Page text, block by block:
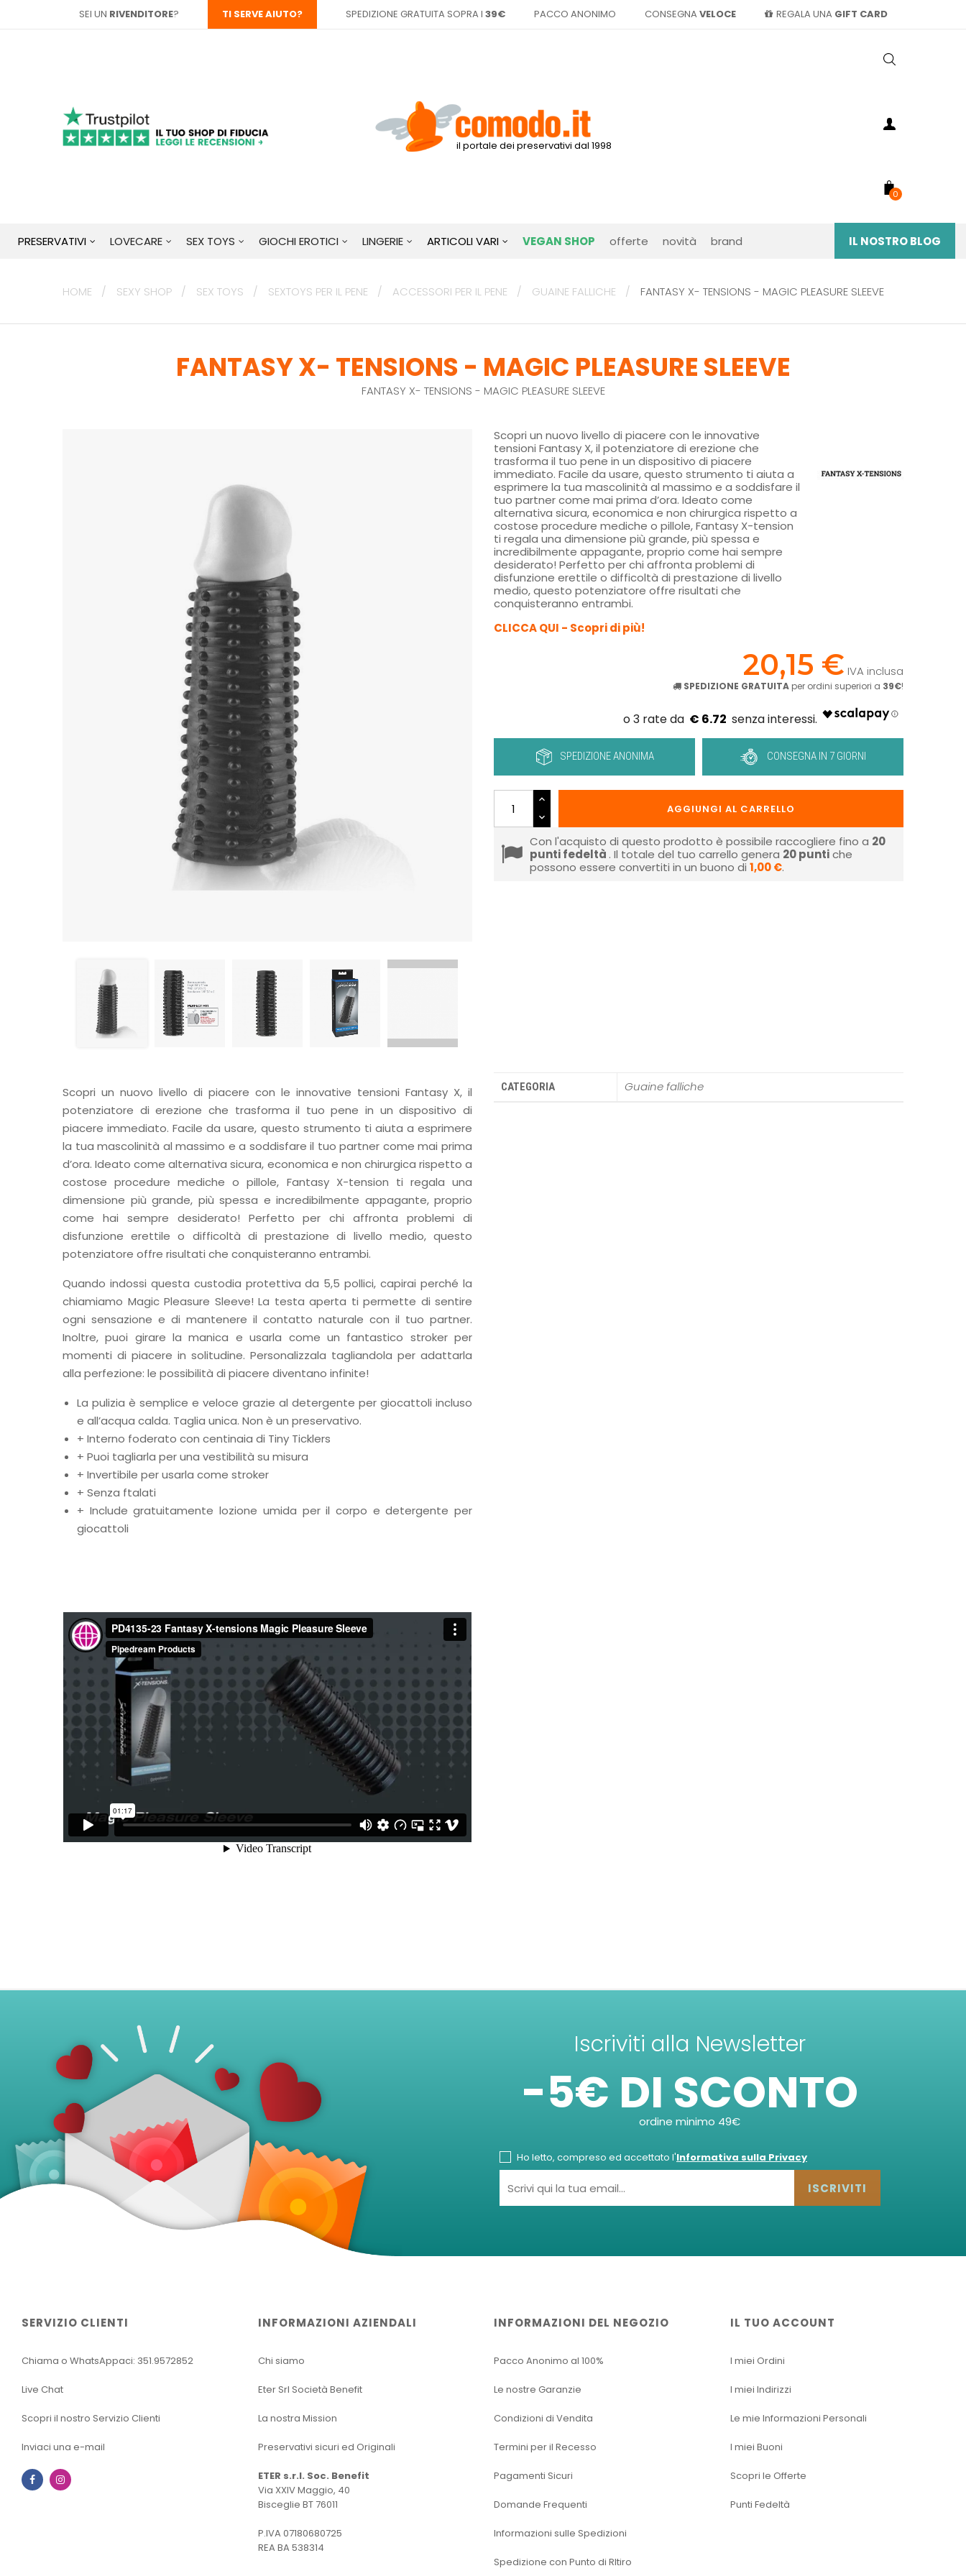
SEI UN RIVENDITORE? TI SERVE AIUTO? SPEDIZIONE GRATUITA SOPRA I 39€ PACCO ANONIMO CONSEGNA VELOCE REGALA UNA GIFT CARD
il portale dei preservativi dal 1998
0
PRESERVATIVI LOVECARE SEX TOYS GIOCHI EROTICI LINGERIE ARTICOLI VARI VEGAN SHOP offerte novità brand IL NOSTRO BLOG
HOME SEXY SHOP SEX TOYS SEXTOYS PER IL PENE ACCESSORI PER IL PENE GUAINE FALLICHE FANTASY X- TENSIONS - MAGIC PLEASURE SLEEVE
FANTASY X- TENSIONS - MAGIC PLEASURE SLEEVE
FANTASY X- TENSIONS - MAGIC PLEASURE SLEEVE
Scopri un nuovo livello di piacere con le innovative
tensioni Fantasy X, il potenziatore di erezione che
trasforma il tuo pene in un dispositivo di piacere
immediato. Facile da usare, questo strumento ti aiuta a
esprimere la tua mascolinità al massimo e a soddisfare il
tuo partner come mai prima d’ora. Ideato come
alternativa sicura, economica e non chirurgica rispetto a
costose procedure mediche o pillole, Fantasy X-tension
ti regala una dimensione più grande, più spessa e
incredibilmente appagante, proprio come hai sempre
desiderato! Perfetto per chi affronta problemi di
disfunzione erettile o difficoltà di prestazione di livello
medio, questo potenziatore offre risultati che
conquisteranno entrambi.
CLICCA QUI - Scopri di più!
20,15 € IVA inclusa
SPEDIZIONE GRATUITA per ordini superiori a 39€!
€ 6.72
SPEDIZIONE ANONIMA CONSEGNA IN 7 GIORNI
AGGIUNGI AL CARRELLO
Con l'acquisto di questo prodotto è possibile raccogliere fino a 20
punti fedeltà . Il totale del tuo carrello genera 20puntiche
possono essere convertiti in un buono di 1,00 €.
Scopri un nuovo livello di piacere con le innovative tensioni Fantasy X, il
potenziatore di erezione che trasforma il tuo pene in un dispositivo di
piacere immediato. Facile da usare, questo strumento ti aiuta a esprimere
la tua mascolinità al massimo e a soddisfare il tuo partner come mai prima
d’ora. Ideato come alternativa sicura, economica e non chirurgica rispetto a
costose procedure mediche o pillole, Fantasy X-tension ti regala una
dimensione più grande, più spessa e incredibilmente appagante, proprio
come hai sempre desiderato! Perfetto per chi affronta problemi di
disfunzione erettile o difficoltà di prestazione di livello medio, questo
potenziatore offre risultati che conquisteranno entrambi.
Quando indossi questa custodia protettiva da 5,5 pollici, capirai perché la
chiamiamo Magic Pleasure Sleeve! La testa aperta ti permette di sentire
ogni sensazione e di mantenere il contatto naturale con il tuo partner.
Inoltre, puoi girare la manica e usarla come un fantastico stroker per
momenti di piacere in solitudine. Personalizzala tagliandola per adattarla
alla perfezione: le possibilità di piacere diventano infinite!
La pulizia è semplice e veloce grazie al detergente per giocattoli incluso
e all’acqua calda. Taglia unica. Non è un preservativo.
+ Interno foderato con centinaia di Tiny Ticklers
+ Puoi tagliarla per una vestibilità su misura
+ Invertibile per usarla come stroker
+ Senza ftalati
+ Include gratuitamente lozione umida per il corpo e detergente per
giocattoli
CATEGORIA Guaine falliche
Iscriviti alla Newsletter
-5€ DI SCONTO
ordine minimo 49€
Ho letto, compreso ed accettato l'Informativa sulla Privacy
ISCRIVITI
SERVIZIO CLIENTI
Chiama o WhatsAppaci: 351.9572852
Live Chat
Scopri il nostro Servizio Clienti
Inviaci una e-mail
Facebook
INFORMAZIONI AZIENDALI
Chi siamo
Eter Srl Società Benefit
La nostra Mission
Preservativi sicuri ed Originali
ETER s.r.l. Soc. Benefit
Via XXIV Maggio, 40
Bisceglie BT 76011
P.IVA 07180680725
REA BA 538314
INFORMAZIONI DEL NEGOZIO
Pacco Anonimo al 100%
Le nostre Garanzie
Condizioni di Vendita
Termini per il Recesso
Pagamenti Sicuri
Domande Frequenti
Informazioni sulle Spedizioni
Spedizione con Punto di RItiro
IL TUO ACCOUNT
I miei Ordini
I miei Indirizzi
Le mie Informazioni Personali
I miei Buoni
Scopri le Offerte
Punti Fedeltà